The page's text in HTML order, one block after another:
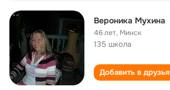
Вероника Мухина
46 лет, Минск
135 школа
Добавить в друзья